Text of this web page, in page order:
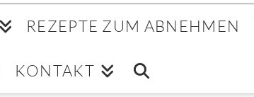
REZEPTE ZUM ABNEHMEN
KONTAKT